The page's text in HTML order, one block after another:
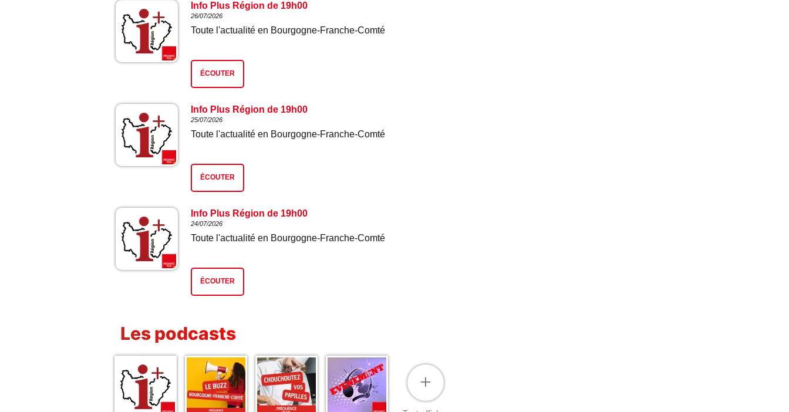
Info Plus Région de 19h00
26/07/2026
Toute l'actualité en Bourgogne-Franche-Comté
ÉCOUTER
Info Plus Région de 19h00
25/07/2026
Toute l'actualité en Bourgogne-Franche-Comté
ÉCOUTER
Info Plus Région de 19h00
24/07/2026
Toute l'actualité en Bourgogne-Franche-Comté
ÉCOUTER
Les podcasts
+